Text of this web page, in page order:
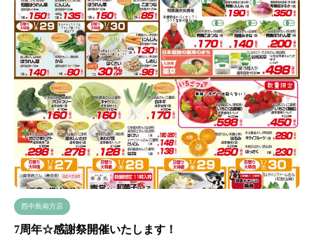
西中島南方店
7周年☆感謝祭開催いたします！